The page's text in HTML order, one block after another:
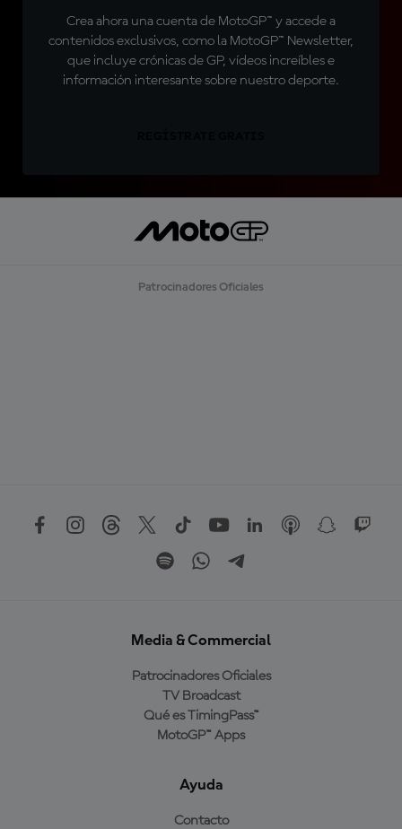
Crea ahora una cuenta de MotoGP™ y accede a
contenidos exclusivos, como la MotoGP™ Newsletter,
que incluye crónicas de GP, vídeos increíbles e
información interesante sobre nuestro deporte.
Patrocinadores Oficiales
Media & Commercial
Patrocinadores Oficiales
TV Broadcast
Qué es TimingPass™
MotoGP™ Apps
Ayuda
Contacto